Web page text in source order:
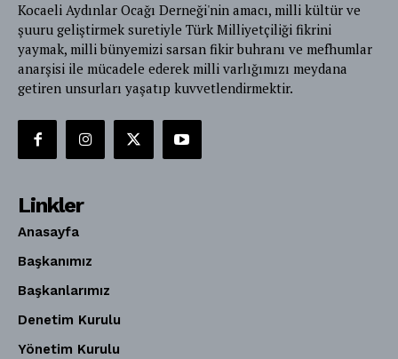
Kocaeli Aydınlar Ocağı Derneği'nin amacı, milli kültür ve
şuuru geliştirmek suretiyle Türk Milliyetçiliği fikrini
yaymak, milli bünyemizi sarsan fikir buhranı ve mefhumlar
anarşisi ile mücadele ederek milli varlığımızı meydana
getiren unsurları yaşatıp kuvvetlendirmektir.
Linkler
Anasayfa
Başkanımız
Başkanlarımız
Denetim Kurulu
Yönetim Kurulu